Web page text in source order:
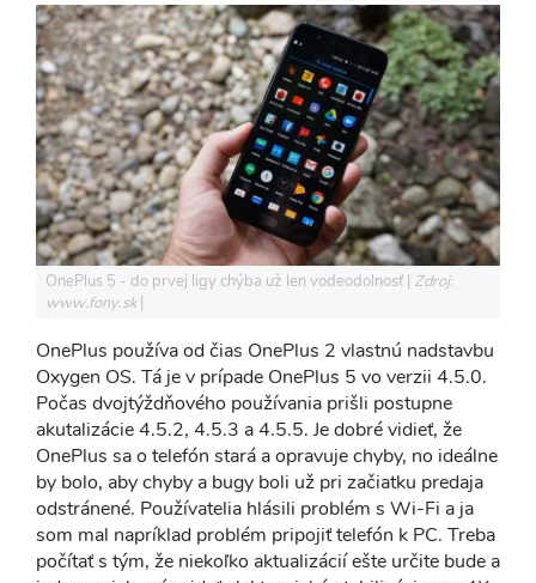
OnePlus 5 - do prvej ligy chýba už len vodeodolnosť Zdroj:
www.fony.sk
OnePlus používa od čias OnePlus 2 vlastnú nadstavbu
Oxygen OS. Tá je v prípade OnePlus 5 vo verzii 4.5.0.
Počas dvojtýždňového používania prišli postupne
akutalizácie 4.5.2, 4.5.3 a 4.5.5. Je dobré vidieť, že
OnePlus sa o telefón stará a opravuje chyby, no ideálne
by bolo, aby chyby a bugy boli už pri začiatku predaja
odstránené. Používatelia hlásili problém s Wi-Fi a ja
som mal napríklad problém pripojiť telefón k PC. Treba
počítať s tým, že niekoľko aktualizácií ešte určite bude a